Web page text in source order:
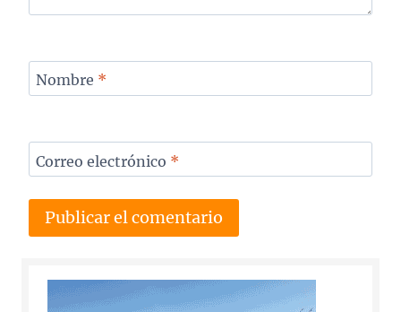
Nombre *
Correo electrónico *